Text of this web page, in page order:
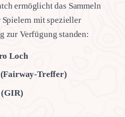
ermöglicht das Sammeln
mit spezieller
zur Verfügung standen:
Loch
Treffer)
(GIR)